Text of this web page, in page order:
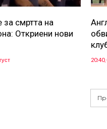
смртта на
Откриени нови
20:40,